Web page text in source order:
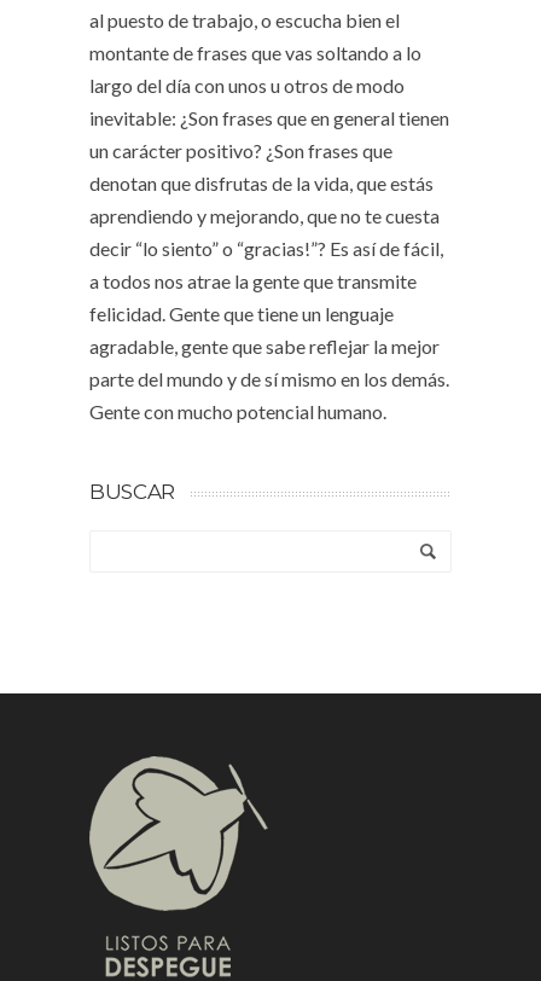
al puesto de trabajo, o escucha bien el
montante de frases que vas soltando a lo
largo del día con unos u otros de modo
inevitable: ¿Son frases que en general tienen
un carácter positivo? ¿Son frases que
denotan que disfrutas de la vida, que estás
aprendiendo y mejorando, que no te cuesta
decir “lo siento” o “gracias!”? Es así de fácil,
a todos nos atrae la gente que transmite
felicidad. Gente que tiene un lenguaje
agradable, gente que sabe reflejar la mejor
parte del mundo y de sí mismo en los demás.
Gente con mucho potencial humano.
BUSCAR